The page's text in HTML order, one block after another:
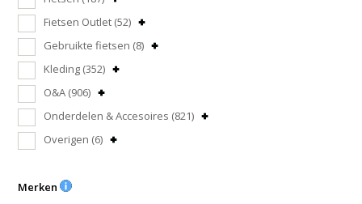
Fietsen Outlet (52)
Gebruikte fietsen (8)
Kleding (352)
O&A (906)
Onderdelen & Accesoires (821)
Overigen (6)
Merken